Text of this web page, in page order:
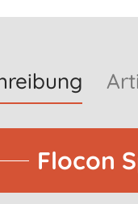
Flocon